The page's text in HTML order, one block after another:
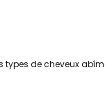
de cheveux